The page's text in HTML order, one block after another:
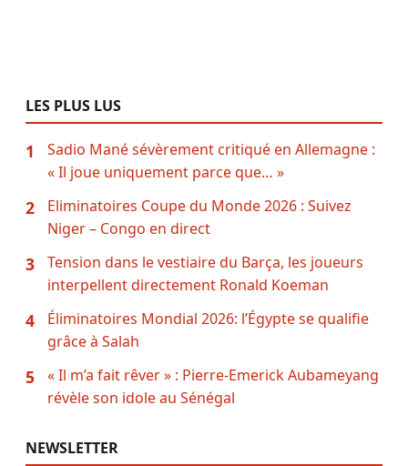
LES PLUS LUS
1
Sadio Mané sévèrement critiqué en Allemagne :
« Il joue uniquement parce que… »
2
Eliminatoires Coupe du Monde 2026 : Suivez
Niger – Congo en direct
3
Tension dans le vestiaire du Barça, les joueurs
interpellent directement Ronald Koeman
4
Éliminatoires Mondial 2026: l’Égypte se qualifie
grâce à Salah
5
« Il m’a fait rêver » : Pierre-Emerick Aubameyang
révèle son idole au Sénégal
NEWSLETTER